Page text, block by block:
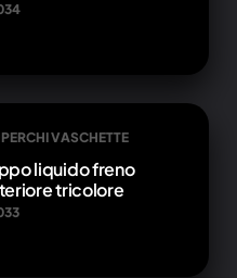
VASCHETTE
liquido freno
tricolore